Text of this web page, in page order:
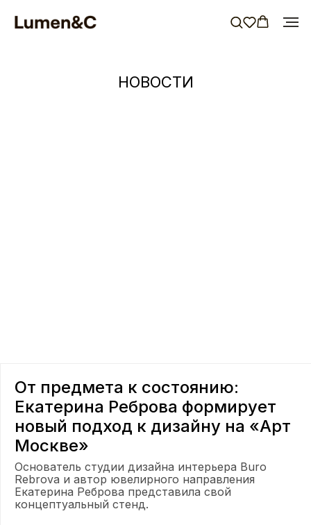
НОВОСТИ
От предмета к состоянию:
Екатерина Реброва формирует
новый подход к дизайну на «Арт
Москве»
Основатель студии дизайна интерьера Buro
Rebrova и автор ювелирного направления
Екатерина Реброва представила свой
концептуальный стенд.